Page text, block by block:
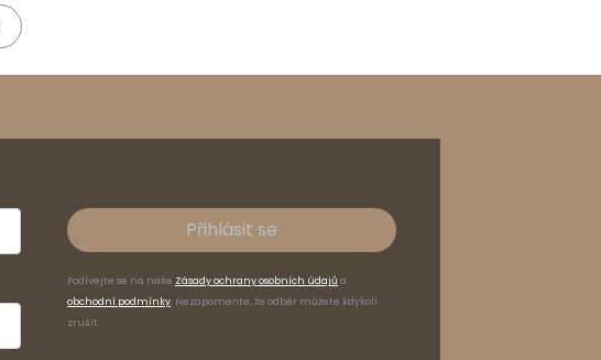
Přihlásit se
Podívejte se na naše Zásady ochrany osobních údajů a
obchodní podmínky. Nezapomeňte, že odběr můžete kdykoli
zrušit.